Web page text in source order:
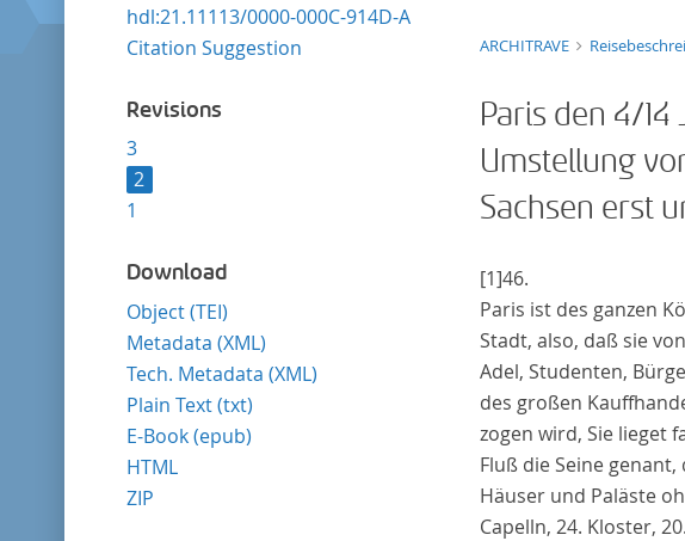
hdl:21.11113/0000-000C-914D-A
Citation Suggestion
Revisions
3
2
1
Download
Object (TEI)
Metadata (XML)
Tech. Metadata (XML)
Plain Text (txt)
E-Book (epub)
HTML
ZIP
ARCHITRAVE
Paris den 4/14
Umstellung
Sachsen erst
[1]46.
Paris ist des ganzen
Stadt, also, daß sie von
Adel, Studenten,
des großen
zogen wird, Sie lieget
Fluß dieSeinegenant,
Häuser und Paläste
Capelln, 24. Kloster,